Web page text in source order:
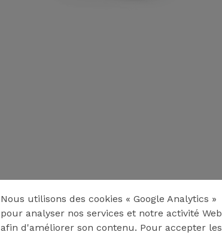
Nous utilisons des cookies « Google Analytics »
pour analyser nos services et notre activité Web
afin d'améliorer son contenu. Pour accepter les